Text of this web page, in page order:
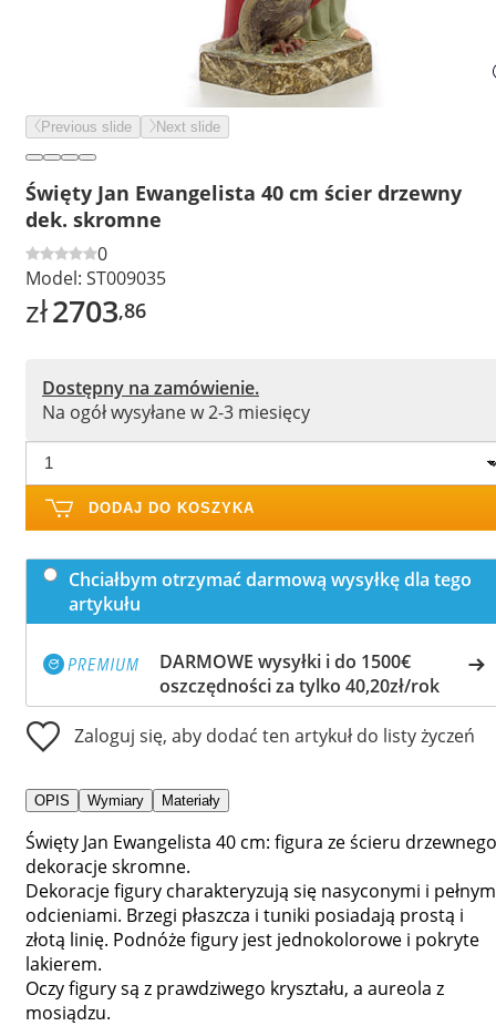
Previous slide Next slide
Święty Jan Ewangelista 40 cm ścier drzewny
dek. skromne
0
Model: ST009035
zł2703,86
Dostępny na zamówienie.
Na ogół wysyłane w 2-3 miesięcy
DODAJ DO KOSZYKA
Chciałbym otrzymać darmową wysyłkę dla tego
artykułu
DARMOWE wysyłki i do 1500€
oszczędności za tylko 40,20zł/rok
Zaloguj się, aby dodać ten artykuł do listy życzeń
OPIS Wymiary Materiały
Święty Jan Ewangelista 40 cm: figura ze ścieru
dekoracje skromne.
Dekoracje figury charakteryzują się nasyconymi i
odcieniami. Brzegi płaszcza i tuniki posiadają prostą i
złotą linię. Podnóże figury jest jednokolorowe i pokryte
lakierem.
Oczy figury są z prawdziwego kryształu, a aureola z
mosiądzu.